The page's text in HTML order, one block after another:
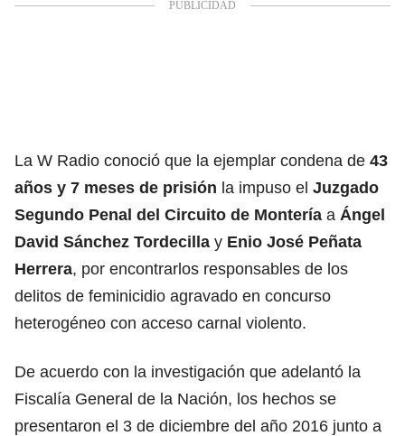
La W Radio conoció que la ejemplar condena de 43
años y 7 meses de prisión la impuso el Juzgado
Segundo Penal del Circuito de Montería a Ángel
David Sánchez Tordecilla y Enio José Peñata
Herrera, por encontrarlos responsables de los
delitos de feminicidio agravado en concurso
heterogéneo con acceso carnal violento.
De acuerdo con la investigación que adelantó la
Fiscalía General de la Nación, los hechos se
presentaron el 3 de diciembre del año 2016 junto a